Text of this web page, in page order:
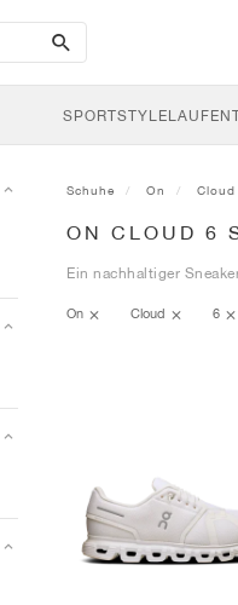
search-
btn
SPORTSTYLELAUFEN
Schuhe On Cloud
ON CLOUD 6
Ein nachhaltiger
On Cloud 6